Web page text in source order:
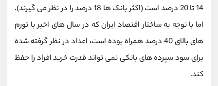
14 تا 20 درصد است (اکثر بانک ها 18 درصد را در نظر می گیرند).
اما با توجه به ساختار اقتصاد ایران که در سال های اخیر با تورم
های بالای 40 درصد همراه بوده است، اعداد در نظر گرفته شده
برای سود سپرده های بانکی نمی تواند قدرت خرید افراد را حفظ
کند.